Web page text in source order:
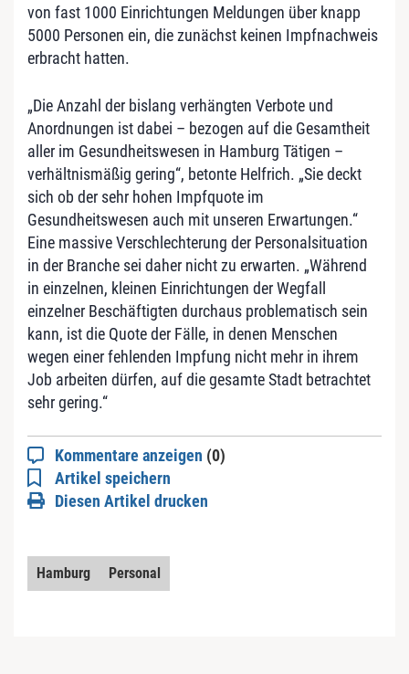
von fast 1000 Einrichtungen Meldungen über knapp
5000 Personen ein, die zunächst keinen Impfnachweis
erbracht hatten.
„Die Anzahl der bislang verhängten Verbote und
Anordnungen ist dabei – bezogen auf die Gesamtheit
aller im Gesundheitswesen in Hamburg Tätigen –
verhältnismäßig gering“, betonte Helfrich. „Sie deckt
sich ob der sehr hohen Impfquote im
Gesundheitswesen auch mit unseren Erwartungen.“
Eine massive Verschlechterung der Personalsituation
in der Branche sei daher nicht zu erwarten. „Während
in einzelnen, kleinen Einrichtungen der Wegfall
einzelner Beschäftigten durchaus problematisch sein
kann, ist die Quote der Fälle, in denen Menschen
wegen einer fehlenden Impfung nicht mehr in ihrem
Job arbeiten dürfen, auf die gesamte Stadt betrachtet
sehr gering.“
Kommentare anzeigen (0)
Artikel speichern
Diesen Artikel drucken
Hamburg Personal